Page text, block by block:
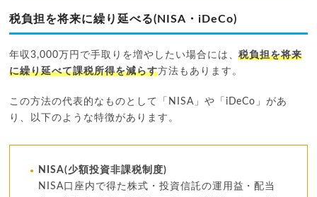
税負担を将来に繰り延べる(NISA・iDeCo)
年収3,000万円で手取りを増やしたい場合には、税負担を将来
に繰り延べて課税所得を減らす方法もあります。
この方法の代表的なものとして「NISA」や「iDeCo」があ
り、以下のような特徴があります。
NISA(少額投資非課税制度)
NISA口座内で得た株式・投資信託の運用益・配当